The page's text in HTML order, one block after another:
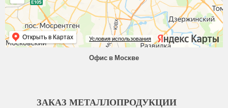
Условия использования
Открыть в Картах
Офис в Москве
ЗАКАЗ МЕТАЛЛОПРОДУКЦИИ